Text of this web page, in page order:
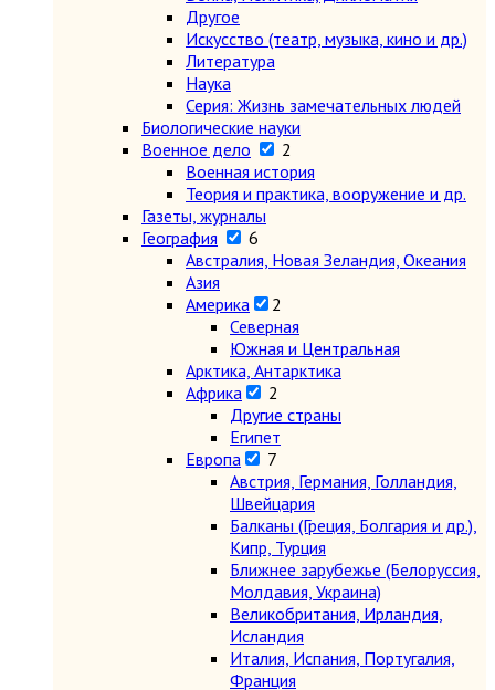
Другое
Искусство (театр, музыка, кино и др.)
Литература
Наука
Серия: Жизнь замечательных людей
Биологические науки
Военное дело
2
Военная история
Теория и практика, вооружение и др.
Газеты, журналы
География
6
Австралия, Новая Зеландия, Океания
Азия
Америка
2
Северная
Южная и Центральная
Арктика, Антарктика
Африка
2
Другие страны
Египет
Европа
7
Австрия, Германия, Голландия,
Швейцария
Балканы (Греция, Болгария и др.),
Кипр, Турция
Ближнее зарубежье (Белоруссия,
Молдавия, Украина)
Великобритания, Ирландия,
Исландия
Италия, Испания, Португалия,
Франция